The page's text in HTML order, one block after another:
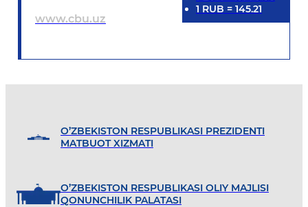
www.cbu.uz
1 RUB = 145.21
O’ZBEKISTON RESPUBLIKASI PREZIDENTI
MATBUOT XIZMATI
O’ZBEKISTON RESPUBLIKASI OLIY MAJLISI
QONUNCHILIK PALATASI